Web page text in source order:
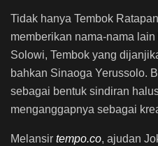
Tidak hanya Tembok
memberikan nama-nama
Solowi, Tembok yang
bahkan Sinaoga Yerussolo.
sebagai bentuk sindiran
menganggapnya sebagai
Melansir tempo.co, ajudan